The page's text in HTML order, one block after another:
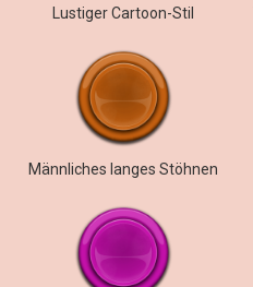
Lustiger Cartoon-Stil
Männliches langes Stöhnen